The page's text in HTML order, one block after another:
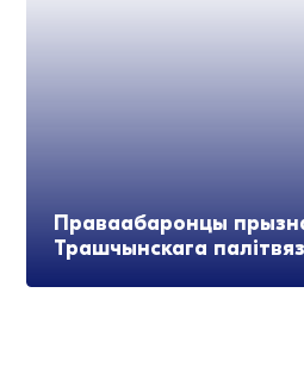
Праваабаронцы
Трашчынскага